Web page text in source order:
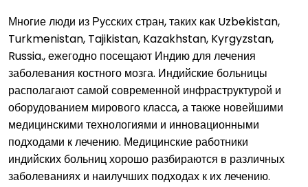
Многие люди из Русских стран, таких как Uzbekistan,
Turkmenistan, Tajikistan, Kazakhstan, Kyrgyzstan,
Russia., ежегодно посещают Индию для лечения
заболевания костного мозга. Индийские больницы
располагают самой современной инфраструктурой и
оборудованием мирового класса, а также новейшими
медицинскими технологиями и инновационными
подходами к лечению. Медицинские работники
индийских больниц хорошо разбираются в различных
заболеваниях и наилучших подходах к их лечению.